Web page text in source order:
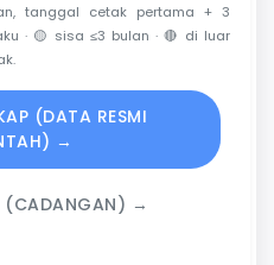
tanggal cetak pertama + 3
· 🟡 sisa ≤3 bulan · 🔴 di luar
(DATA RESMI
→
(CADANGAN) →